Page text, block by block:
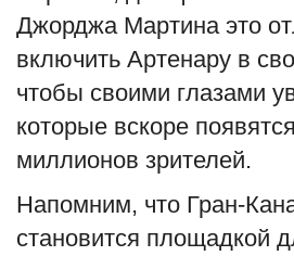
Джорджа Мартина это
включить Артенару в
чтобы своими глазами
которые вскоре
миллионов зрителей.
Напомним, что Гран-
становится площадкой